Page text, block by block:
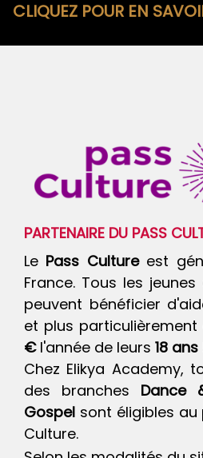
CLIQUEZ POUR EN
PARTENAIRE DU PASS
Le Pass Cultureest
France. Tous les jeunes
peuvent bénéficier
et plus
€l'année de leurs 18 ans
Chez Elikya Academy,
des branches Dance
Gospel sont éligibles au
Culture.